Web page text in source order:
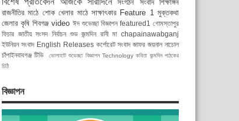
সংগঠন সংবাদ
শিক্ষাঙ্গন
রাজনীতির মাঠে শোক খেলার মাঠে সাক্ষাৎকার Feature 1 মুক্তকথা
জেলার কৃষি শিবগঞ্জ video ঈদ শুভেচ্ছা বিজ্ঞাপন featured1 গোমস্তাপুর
ফিচার জাতীয় সংসদ নির্বাচন শুভ জন্মদিন রানী মা chapainawabganj
ইউনিয়ন সংবাদ English Releases কর্পোরেট সংবাদ জাফর জয়নাল নাচোল
চাঁপাইনবাবগঞ্জ টিভি
ভোলাহাট শুভেচ্ছা বিজ্ঞাপন Technology কবিতা জন্মদিন পাঠকের
চিঠি
বিজ্ঞাপন